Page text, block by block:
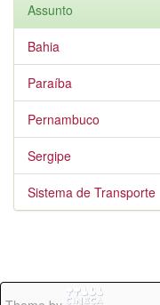
Assunto
Bahia
Paraíba
Pernambuco
Sergipe
Sistema de Transporte